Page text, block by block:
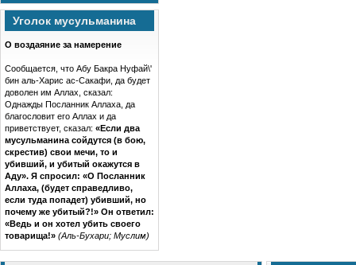
Уголок мусульманина
О воздаяние за намерение
Сообщается, что Абу Бакра Нуфай\'
бин аль-Харис ас-Сакафи, да будет
доволен им Аллах, сказал:
Однажды Посланник Аллаха, да
благословит его Аллах и да
приветствует, сказал: «Если два
мусульманина сойдутся (в бою,
скрестив) свои мечи, то и
убивший, и убитый окажутся в
Аду». Я спросил: «О Посланник
Аллаха, (будет справедливо,
если туда попадет) убивший, но
почему же убитый?!» Он ответил:
«Ведь и он хотел убить своего
товарища!» (Аль-Бухари; Муслим)